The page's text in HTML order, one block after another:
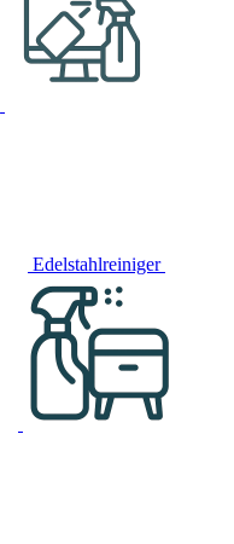
Edelstahlreiniger